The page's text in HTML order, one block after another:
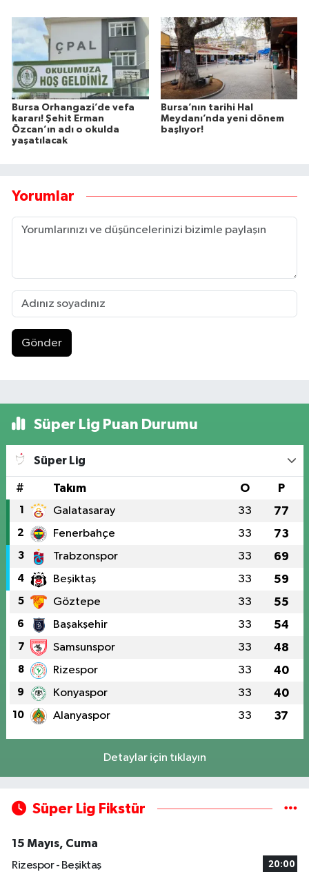
Bursa Orhangazi’de vefa
kararı! Şehit Erman
Özcan’ın adı o okulda
yaşatılacak
Bursa’nın tarihi Hal
Meydanı’nda yeni dönem
başlıyor!
Yorumlar
Gönder
Süper Lig Puan Durumu
Süper Lig
# Takım O P
1 Galatasaray 33 77
2 Fenerbahçe 33 73
3 Trabzonspor 33 69
4 Beşiktaş 33 59
5 Göztepe 33 55
6 Başakşehir 33 54
7 Samsunspor 33 48
8 Rizespor 33 40
9 Konyaspor 33 40
10 Alanyaspor 33 37
Detaylar için tıklayın
Süper Lig Fikstür
15 Mayıs, Cuma
Rizespor - Beşiktaş
20:00